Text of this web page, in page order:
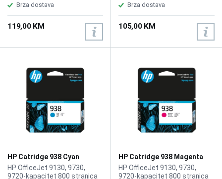
Brza dostava
119,00 KM
Brza dostava
105,00 KM
HP Catridge 938 Cyan
HP OfficeJet 9130, 9730,
9720-kapacitet 800 stranica
HP Catridge 938 Magenta
HP OfficeJet 9130, 9730,
9720-kapacitet 800 stranica